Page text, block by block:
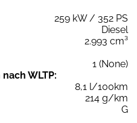
259 kW / 352 PS
Diesel
2.993 cm³
1 (None)
WLTP:
8,1 l/100km
214 g/km
G